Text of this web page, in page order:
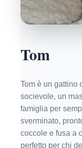
Tom
Tom è un gattino
socievole, un
famiglia per
sverminato,
coccole e fusa a
perfetto per chi